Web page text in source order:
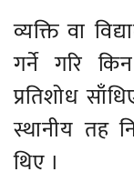
व्यक्ति वा
गर्ने गरि
प्रतिशोध
स्थानीय तह
थिए ।